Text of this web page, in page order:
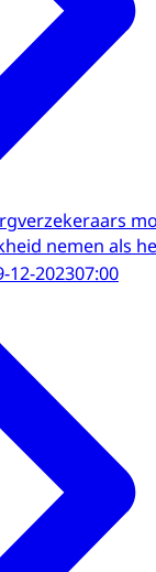
nemen als
12-202307:00